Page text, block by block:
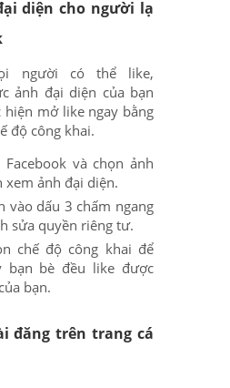
diện cho người lạ
người có thể like,
ảnh đại diện của bạn
mở like ngay bằng
độ công khai.
Facebook và chọn ảnh
xem ảnh đại diện.
vào dấu 3 chấm ngang
sửa quyền riêng tư.
chế độ công khai để
bạn bè đều like được
bạn.
đăng trên trang cá